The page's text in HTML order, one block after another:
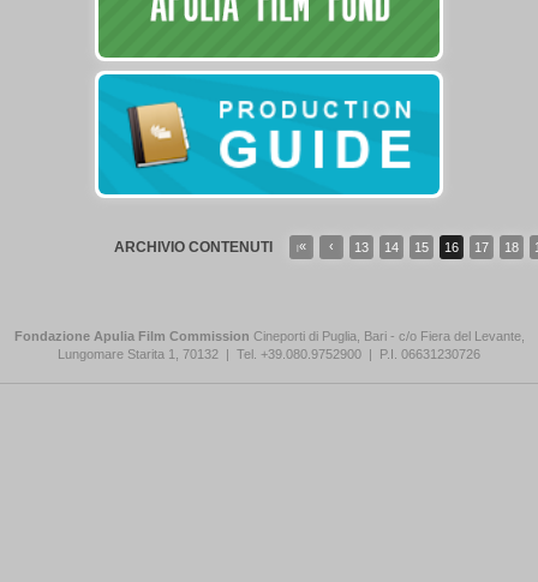
ARCHIVIO CONTENUTI « ‹ 13 14 15 16 17 18
Fondazione Apulia Film Commission Cineporti di Puglia, Bari - c/o Fiera del Levante,
Lungomare Starita 1, 70132 | Tel. +39.080.9752900 | P.I. 06631230726